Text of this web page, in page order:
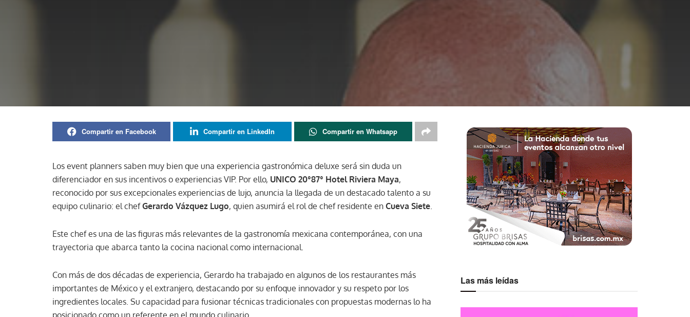
Compartir en Facebook Compartir en LinkedIn Compartir en Whatsapp
Los event planners saben muy bien que una experiencia gastronómica deluxe será sin duda un
diferenciador en sus incentivos o experiencias VIP. Por ello, UNICO 20°87° Hotel Riviera Maya,
reconocido por sus excepcionales experiencias de lujo, anuncia la llegada de un destacado talento a su
equipo culinario: el chefGerardo Vázquez Lugo, quien asumirá el rol de chef residente en Cueva Siete.
Este chef es una de las figuras más relevantes de la gastronomía mexicana contemporánea, con una
trayectoria que abarca tanto la cocina nacional como internacional.
Con más de dos décadas de experiencia, Gerardo ha trabajado en algunos de los restaurantes más
importantes de México y el extranjero, destacando por su enfoque innovador y su respeto por los
ingredientes locales. Su capacidad para fusionar técnicas tradicionales con propuestas modernas lo ha
posicionado como un referente en el mundo culinario.
Las más leídas